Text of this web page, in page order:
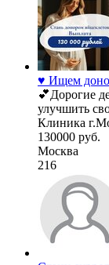
♥️ Ищем
💕Дорогие
улучшить
Клиника
130000 руб.
Москва
216